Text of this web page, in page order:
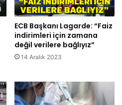
ECB Başkanı Lagarde: “Faiz
indirimleri için zamana
değil verilere bağlıyız”
14 Aralık 2023